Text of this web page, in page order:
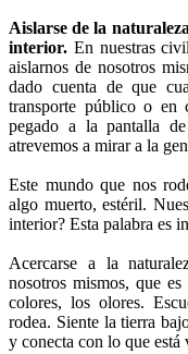
Aislarse de la
interior. En nuestras
aislarnos de nosotros
dado cuenta de que
transporte público o en
pegado a la pantalla
atrevemos a mirar a la
Este mundo que nos
algo muerto, estéril.
interior? Esta palabra es
Acercarse a la
nosotros mismos, que
colores, los olores.
rodea. Siente la tierra
y conecta con lo que está